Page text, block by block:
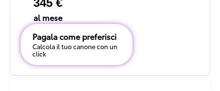
345 €
al mese
Pagala come preferisci
Calcola il tuo canone con un
click